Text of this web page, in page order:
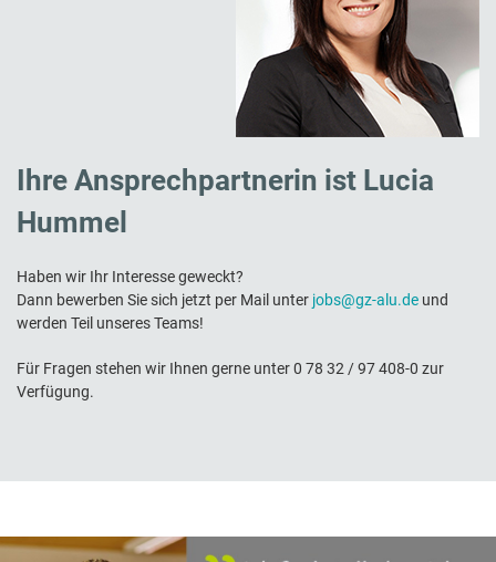
Ihre Ansprechpartnerin ist Lucia
Hummel
Haben wir Ihr Interesse geweckt?
Dann bewerben Sie sich jetzt per Mail unter jobs@gz-alu.de und
werden Teil unseres Teams!
Für Fragen stehen wir Ihnen gerne unter 0 78 32 / 97 408-0 zur
Verfügung.